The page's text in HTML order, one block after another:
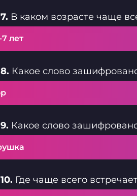
В каком возрасте чаще
лет
Какое слово
Какое слово
Где чаще всего